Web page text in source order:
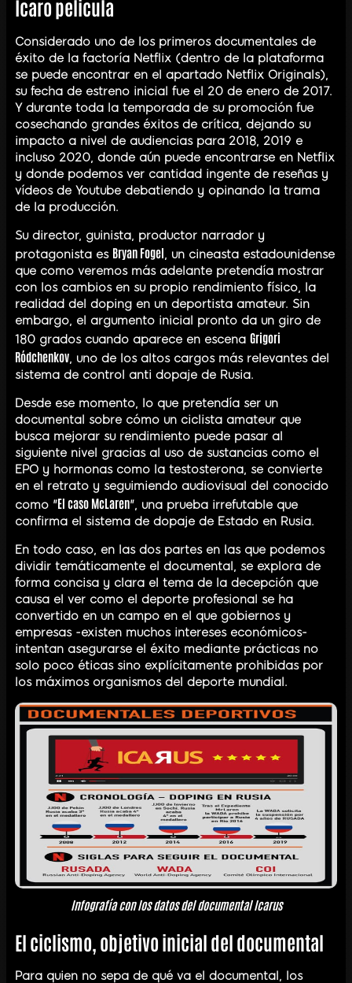
Ícaro pelicula
Considerado uno de los primeros documentales de
éxito de la factoría Netflix (dentro de la plataforma
se puede encontrar en el apartado Netflix Originals),
su fecha de estreno inicial fue el 20 de enero de 2017.
Y durante toda la temporada de su promoción fue
cosechando grandes éxitos de crítica, dejando su
impacto a nivel de audiencias para 2018, 2019 e
incluso 2020, donde aún puede encontrarse en Netflix
y donde podemos ver cantidad ingente de reseñas y
vídeos de Youtube debatiendo y opinando la trama
de la producción.
Su director, guinista, productor narrador y
protagonista es Bryan Fogel, un cineasta estadounidense
que como veremos más adelante pretendía mostrar
con los cambios en su propio rendimiento físico, la
realidad del doping en un deportista amateur. Sin
embargo, el argumento inicial pronto da un giro de
180 grados cuando aparece en escena Grigori
Ródchenkov, uno de los altos cargos más relevantes del
sistema de control anti dopaje de Rusia.
Desde ese momento, lo que pretendía ser un
documental sobre cómo un ciclista amateur que
busca mejorar su rendimiento puede pasar al
siguiente nivel gracias al uso de sustancias como el
EPO y hormonas como la testosterona, se convierte
en el retrato y seguimiendo audiovisual del conocido
como "El caso McLaren", una prueba irrefutable que
confirma el sistema de dopaje de Estado en Rusia.
En todo caso, en las dos partes en las que podemos
dividir temáticamente el documental, se explora de
forma concisa y clara el tema de la decepción que
causa el ver como el deporte profesional se ha
convertido en un campo en el que gobiernos y
empresas -existen muchos intereses económicos-
intentan asegurarse el éxito mediante prácticas no
solo poco éticas sino explícitamente prohibidas por
los máximos organismos del deporte mundial.
Infografía con los datos del documental Icarus
El ciclismo, objetivo inicial del documental
Para quien no sepa de qué va el documental, los